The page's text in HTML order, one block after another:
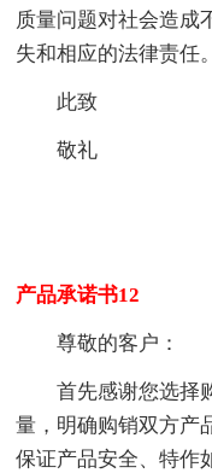
质量问题对社会造成
失和相应的法律责任。
此致
敬礼
产品承诺书12
尊敬的客户：
首先感谢您选择
量，明确购销双方产
保证产品安全、特作